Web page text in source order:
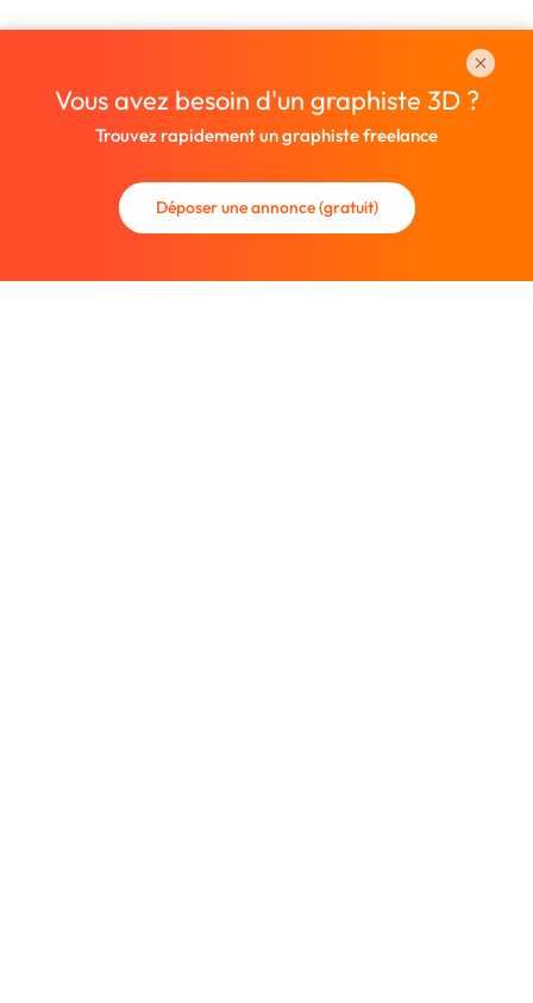
Vous avez besoin d'un graphiste 3D ?
Trouvez rapidement un graphiste freelance
Déposer une annonce (gratuit)